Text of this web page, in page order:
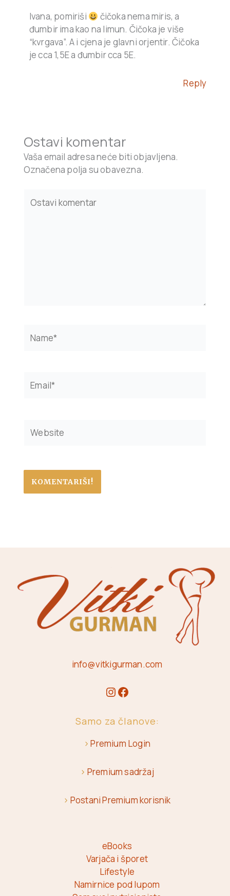
Ivana, pomiriši
čičoka nema miris, a
đumbir ima kao na limun. Čičoka je više
“kvrgava”. A i cjena je glavni orjentir. Čičoka
je cca 1,5E a đumbir cca 5E.
Reply
Ostavi komentar
Vaša email adresa neće biti objavljena.
Označena polja su obavezna.
here..
info@vitkigurman.com
Samo za članove:
>Premium Login
> Premium sadržaj
> Postani Premium korisnik
eBooks
Varjača i šporet
Lifestyle
Namirnice pod lupom